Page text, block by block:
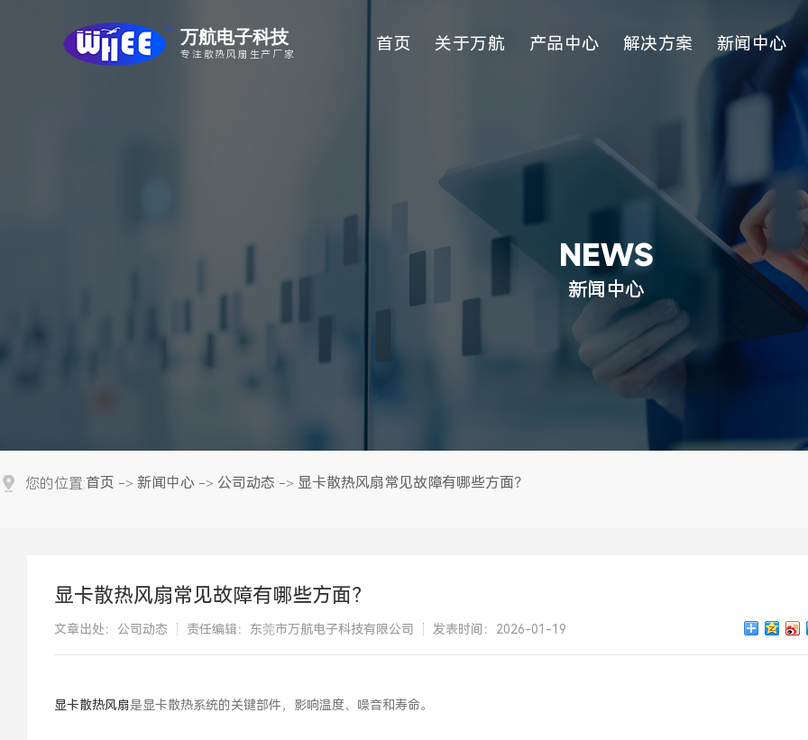
万航电子科技
专注散热风扇生产厂家
首页 关于万航 产品中心 解决方案 新闻中心
NEWS
新闻中心
您的位置:首页 -> 新闻中心 -> 公司动态 -> 显卡散热风扇常见故障有哪些方面？
显卡散热风扇常见故障有哪些方面？
文章出处：公司动态 责任编辑：东莞市万航电子科技有限公司 发表时间：2026-01-19
显卡散热风扇是显卡散热系统的关键部件，影响温度、噪音和寿命。